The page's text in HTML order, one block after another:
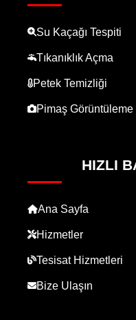
Su Kaçağı Tespiti
Tıkanıklık Açma
Petek Temizliği
Pimaş Görüntüleme
HIZLI
Ana Sayfa
Hizmetler
Tesisat Hizmetleri
Bize Ulaşın